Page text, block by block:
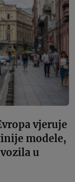
vjeruje
modele,
u